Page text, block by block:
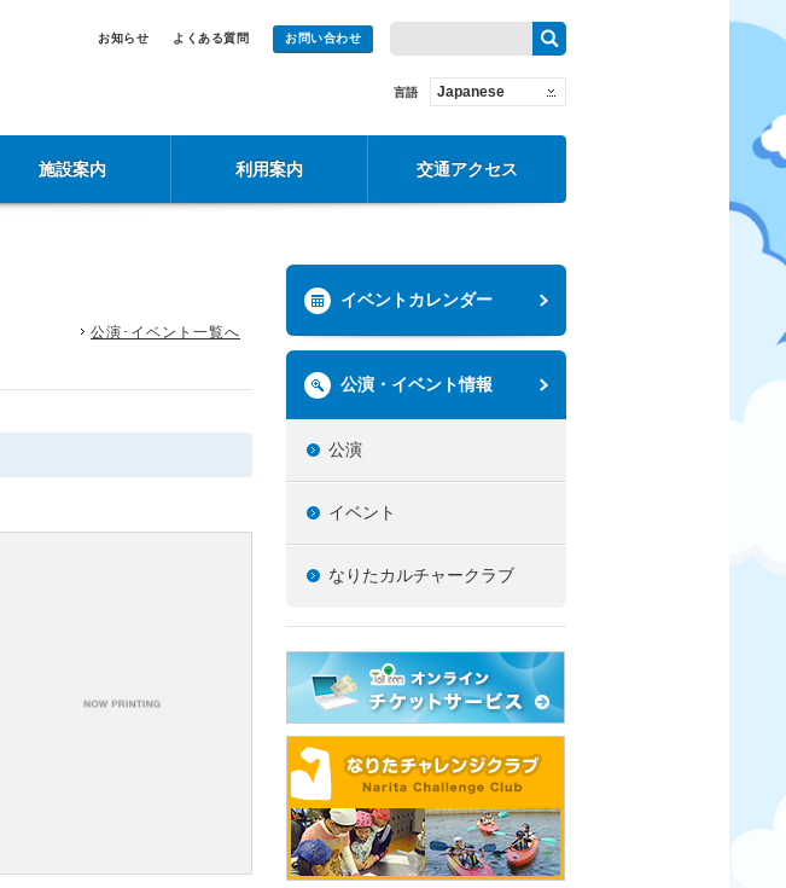
お知らせ よくある質問 お問い合わせ
言語 Japanese
施設案内 利用案内 交通アクセス
公演･イベント一覧へ
イベントカレンダー
公演・イベント情報
公演
イベント
なりたカルチャークラブ